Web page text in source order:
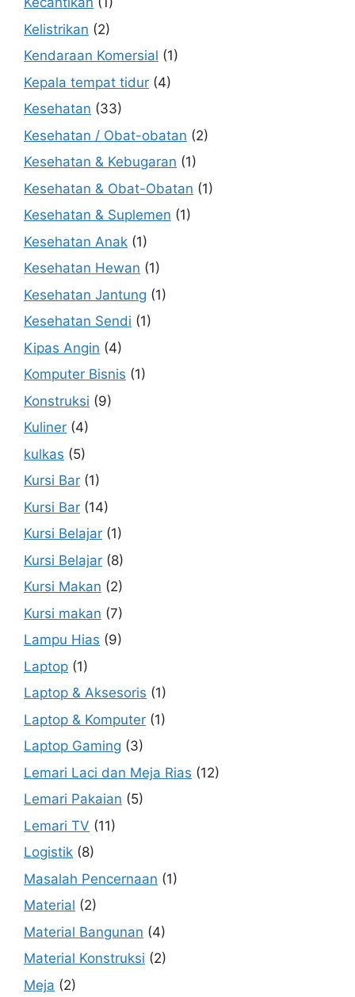
Kelistrikan (2)
Kendaraan Komersial (1)
Kepala tempat tidur (4)
Kesehatan (33)
Kesehatan / Obat-obatan (2)
Kesehatan & Kebugaran (1)
Kesehatan & Obat-Obatan (1)
Kesehatan & Suplemen (1)
Kesehatan Anak (1)
Kesehatan Hewan (1)
Kesehatan Jantung (1)
Kesehatan Sendi (1)
Kipas Angin (4)
Komputer Bisnis (1)
Konstruksi (9)
Kuliner (4)
kulkas (5)
Kursi Bar (1)
Kursi Bar (14)
Kursi Belajar (1)
Kursi Belajar (8)
Kursi Makan (2)
Kursi makan (7)
Lampu Hias (9)
Laptop (1)
Laptop & Aksesoris (1)
Laptop & Komputer (1)
Laptop Gaming (3)
Lemari Laci dan Meja Rias (12)
Lemari Pakaian (5)
Lemari TV (11)
Logistik (8)
Masalah Pencernaan (1)
Material (2)
Material Bangunan (4)
Material Konstruksi (2)
Meja (2)